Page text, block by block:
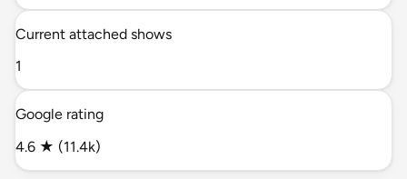
Current attached shows
1
Google rating
4.6 ★ (11.4k)